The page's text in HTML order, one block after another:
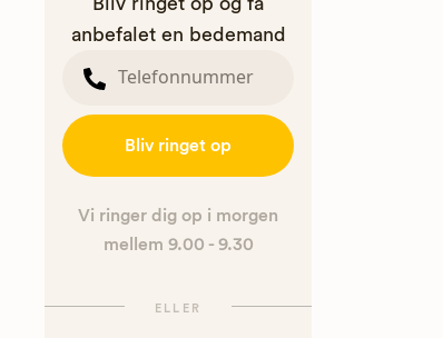
anbefalet en bedemand
Bliv ringet op
Vi ringer dig op i morgen
mellem 9.00 - 9.30
ELLER